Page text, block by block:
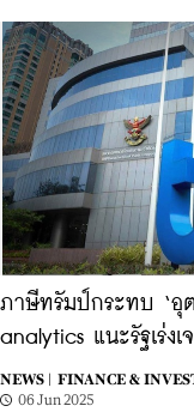
ภาษีทรัมป์กระทบ ‘อุ
analytics แนะรัฐเร่งเ
NEWS |
FINANCE &
06 Jun 2025